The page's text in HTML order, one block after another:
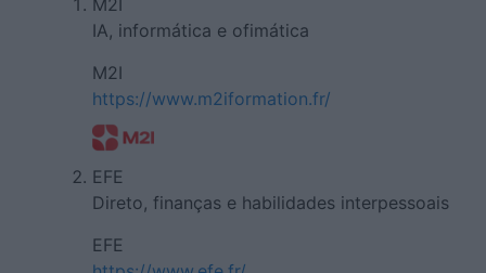
M2I
IA, informática e ofimática
M2I
https://www.m2iformation.fr/
EFE
Direto, finanças e habilidades interpessoais
EFE